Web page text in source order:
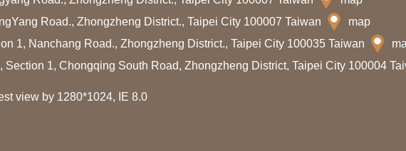
Road., Zhongzheng District., Taipei City 100007 Taiwan
map
1, Nanchang Road., Zhongzheng District., Taipei City 100035 Taiwan
Section 1, Chongqing South Road, Zhongzheng District, Taipei City 100004
view by 1280*1024, IE 8.0